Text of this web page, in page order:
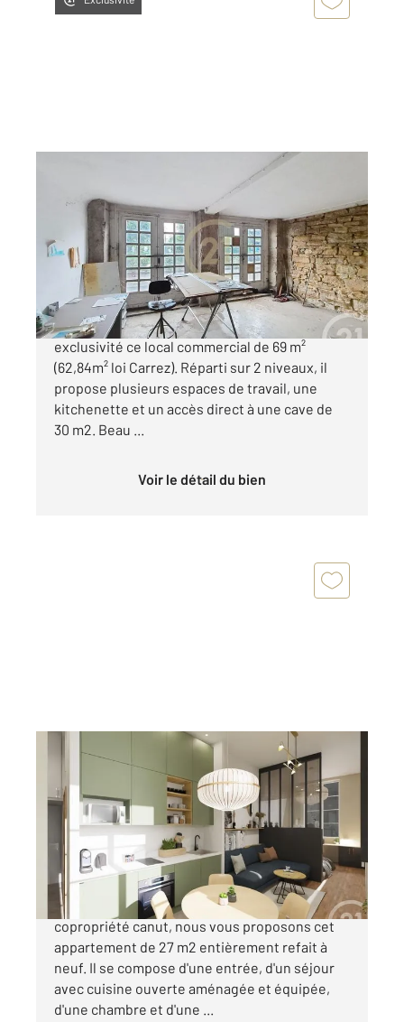
62,84 m
Ref : 686
Appartement Local à vendre
195 000 €
PLACE CHAZETTE. Nous vous proposons en
exclusivité ce local commercial de 69 m²
(62,84m² loi Carrez). Réparti sur 2 niveaux, il
propose plusieurs espaces de travail, une
kitchenette et un accès direct à une cave de
30 m2. Beau ...
Voir le détail du bien
LYON 69004
27,24 m
, 2 pièces
Ref : 727
Appartement T2 à vendre
199 500 €
COEUR CROIX-ROUSSE. Dans une petite
copropriété canut, nous vous proposons cet
appartement de 27 m2 entièrement refait à
neuf. Il se compose d'une entrée, d'un séjour
avec cuisine ouverte aménagée et équipée,
d'une chambre et d'une ...